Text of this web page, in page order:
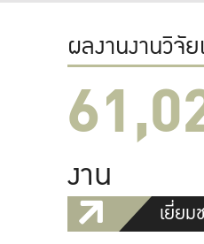
ผลงานงานวิจั
งาน
เยี่ย